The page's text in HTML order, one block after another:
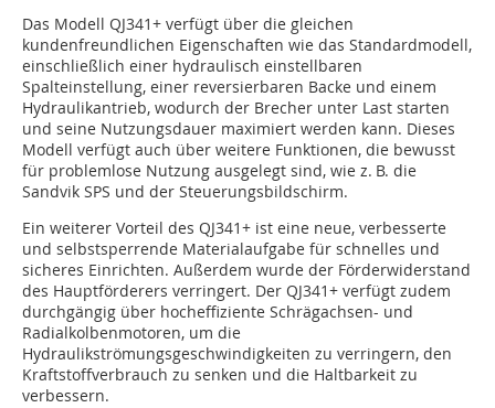
Das Modell QJ341+ verfügt über die gleichen
kundenfreundlichen Eigenschaften wie das Standardmodell,
einschließlich einer hydraulisch einstellbaren
Spalteinstellung, einer reversierbaren Backe und einem
Hydraulikantrieb, wodurch der Brecher unter Last starten
und seine Nutzungsdauer maximiert werden kann. Dieses
Modell verfügt auch über weitere Funktionen, die bewusst
für problemlose Nutzung ausgelegt sind, wie z. B. die
Sandvik SPS und der Steuerungsbildschirm.
Ein weiterer Vorteil des QJ341+ ist eine neue, verbesserte
und selbstsperrende Materialaufgabe für schnelles und
sicheres Einrichten. Außerdem wurde der Förderwiderstand
des Hauptförderers verringert. Der QJ341+ verfügt zudem
durchgängig über hocheffiziente Schrägachsen- und
Radialkolbenmotoren, um die
Hydraulikströmungsgeschwindigkeiten zu verringern, den
Kraftstoffverbrauch zu senken und die Haltbarkeit zu
verbessern.